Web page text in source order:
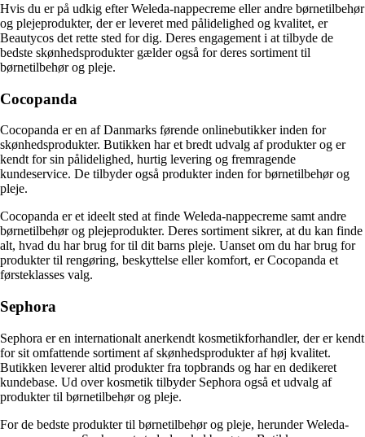
Hvis du er på udkig efter Weleda-nappecreme eller andre børnetilbehør
og plejeprodukter, der er leveret med pålidelighed og kvalitet, er
Beautycos det rette sted for dig. Deres engagement i at tilbyde de
bedste skønhedsprodukter gælder også for deres sortiment til
børnetilbehør og pleje.
Cocopanda
Cocopanda er en af Danmarks førende onlinebutikker inden for
skønhedsprodukter. Butikken har et bredt udvalg af produkter og er
kendt for sin pålidelighed, hurtig levering og fremragende
kundeservice. De tilbyder også produkter inden for børnetilbehør og
pleje.
Cocopanda er et ideelt sted at finde Weleda-nappecreme samt andre
børnetilbehør og plejeprodukter. Deres sortiment sikrer, at du kan finde
alt, hvad du har brug for til dit barns pleje. Uanset om du har brug for
produkter til rengøring, beskyttelse eller komfort, er Cocopanda et
førsteklasses valg.
Sephora
Sephora er en internationalt anerkendt kosmetikforhandler, der er kendt
for sit omfattende sortiment af skønhedsprodukter af høj kvalitet.
Butikken leverer altid produkter fra topbrands og har en dedikeret
kundebase. Ud over kosmetik tilbyder Sephora også et udvalg af
produkter til børnetilbehør og pleje.
For de bedste produkter til børnetilbehør og pleje, herunder Weleda-